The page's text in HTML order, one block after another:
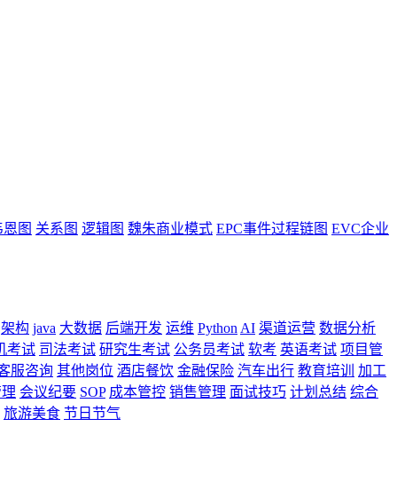
恩图 关系图 逻辑图 魏朱商业模式 EPC事件过程链图 EVC企业
架构 java 大数据 后端开发 运维 Python AI 渠道运营 数据分析
考试 司法考试 研究生考试 公务员考试 软考 英语考试 项目管
服咨询 其他岗位 酒店餐饮 金融保险 汽车出行 教育培训
加工
会议纪要 SOP 成本管控 销售管理 面试技巧 计划总结 综合
旅游美食 节日节气